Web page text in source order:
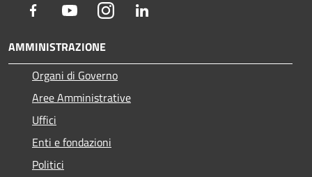
Facebook YoutubeInstagram
AMMINISTRAZIONE
Organi di Governo
Aree Amministrative
Uffici
Enti e fondazioni
Politici